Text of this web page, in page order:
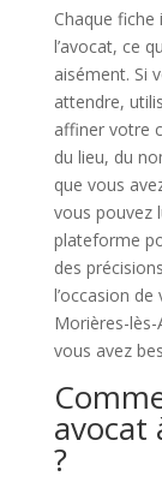
Chaque
l’avocat, ce
aisément. Si
attendre,
affiner votre
du lieu, du
que vous
vous pouvez
plateforme
des
l’occasion
Morières-lès-
vous avez
avocat
?